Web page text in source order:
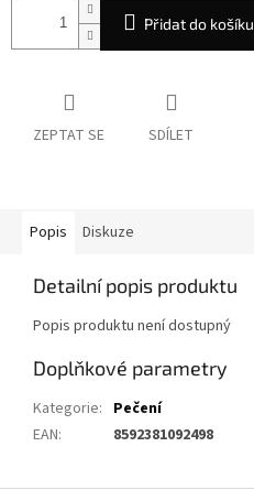
Přidat do košíku
ZEPTAT SE SDÍLET
Popis Diskuze
Detailní popis produktu
Popis produktu není dostupný
Doplňkové parametry
Kategorie: Pečení
EAN: 8592381092498